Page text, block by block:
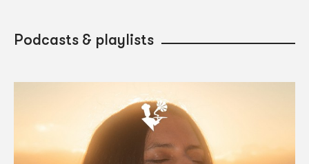
Podcasts & playlists